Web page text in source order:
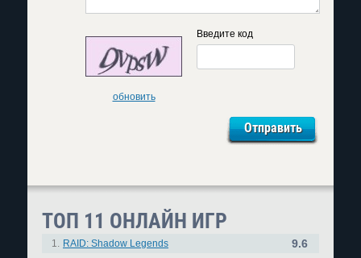
обновить
Введите код
ТОП 11 ОНЛАЙН ИГР
1. RAID: Shadow Legends 9.6